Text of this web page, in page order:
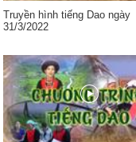
Truyền hình tiếng Dao ngày
31/3/2022